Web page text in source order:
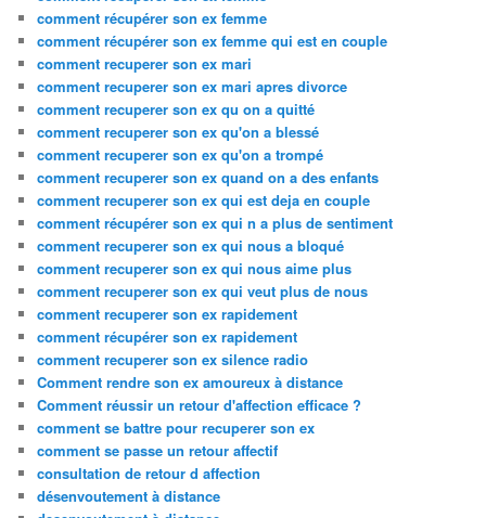
comment récupérer son ex femme
comment récupérer son ex femme qui est en couple
comment recuperer son ex mari
comment recuperer son ex mari apres divorce
comment recuperer son ex qu on a quitté
comment recuperer son ex qu'on a blessé
comment recuperer son ex qu'on a trompé
comment recuperer son ex quand on a des enfants
comment recuperer son ex qui est deja en couple
comment récupérer son ex qui n a plus de sentiment
comment recuperer son ex qui nous a bloqué
comment recuperer son ex qui nous aime plus
comment recuperer son ex qui veut plus de nous
comment recuperer son ex rapidement
comment récupérer son ex rapidement
comment recuperer son ex silence radio
Comment rendre son ex amoureux à distance
Comment réussir un retour d'affection efficace ?
comment se battre pour recuperer son ex
comment se passe un retour affectif
consultation de retour d affection
désenvoutement à distance